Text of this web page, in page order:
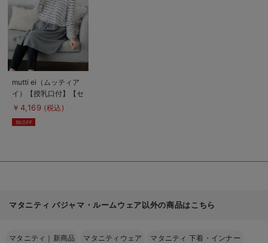
見
る
商
品
詳
細
を
見
る
mutti ei（ムッティア
イ）【授乳口付】【セ
ット】ミニ裏毛ボーダ
ー×無地パジャマ
￥4,169 (税込)
5%OFF
マタニティ パジャマ・ルームウェア以外の商品はこちら
マタニティ｜新商品 マタニティウェア マタニティ 下着・インナー